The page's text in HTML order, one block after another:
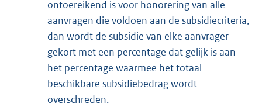
ontoereikend is voor honorering van alle
aanvragen die voldoen aan de subsidiecriteria,
dan wordt de subsidie van elke aanvrager
gekort met een percentage dat gelijk is aan
het percentage waarmee het totaal
beschikbare subsidiebedrag wordt
overschreden.